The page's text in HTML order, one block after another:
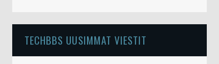
TECHBBS UUSIMMAT VIESTIT